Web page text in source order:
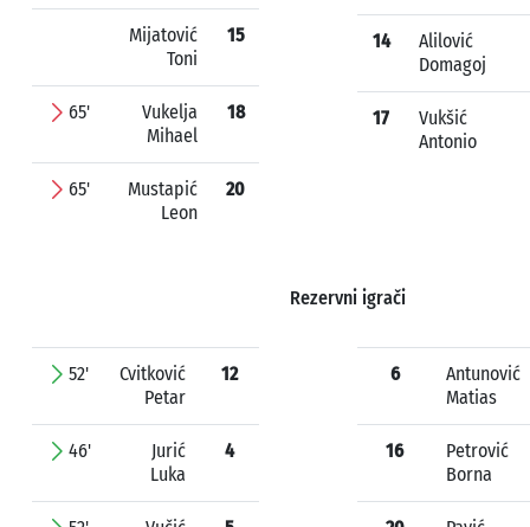
Mijatović
Toni
15
65'
Vukelja
Mihael
18
65'
Mustapić
Leon
20
14
Alilović
Domagoj
17
Vukšić
Antonio
Rezervni igrači
52'
Cvitković
Petar
12
46'
Jurić
Luka
4
6
Antunović
Matias
16
Petrović
Borna